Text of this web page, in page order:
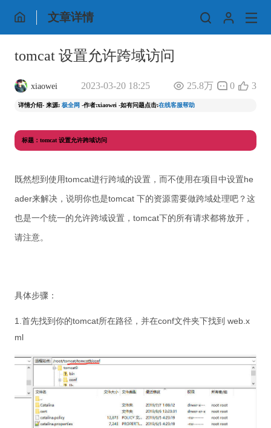
文章详情
tomcat 设置允许跨域访问
xiaowei 2023-03-20 18:25 25.8万 0 3
详情介绍- 来源: 极全网 -作者:xiaowei -如有问题点击:在线客服帮助
标题：tomcat 设置允许跨域访问
既然想到使用tomcat进行跨域的设置，而不使用在项目中设置he
ader来解决，说明你也是tomcat 下的资源需要做跨域处理吧？这
也是一个统一的允许跨域设置，tomcat下的所有请求都将放开，
请注意。
具体步骤：
1.首先找到你的tomcat所在路径，并在conf文件夹下找到 web.x
ml